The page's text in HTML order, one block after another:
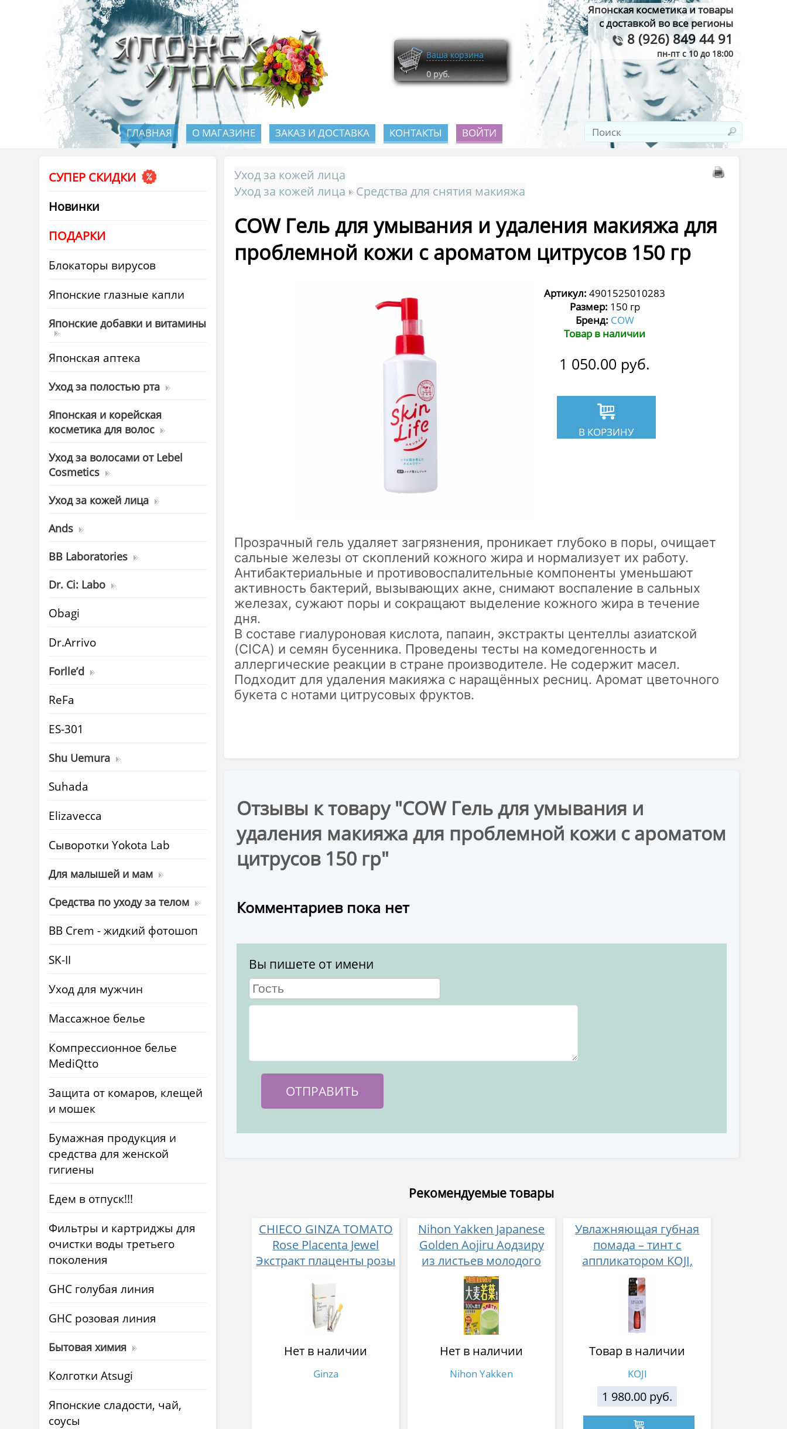
Японская косметика и товары
с доставкой во все регионы
8 (926) 849 44 91
пн-пт с 10 до 18:00
Ваша корзина
0 руб.
ГЛАВНАЯ О МАГАЗИНЕ ЗАКАЗ И ДОСТАВКА КОНТАКТЫ ВОЙТИ
СУПЕР СКИДКИ
Новинки
ПОДАРКИ
Блокаторы вирусов
Японские глазные капли
Японские добавки и витамины
Японская аптека
Уход за полостью рта
Японская и корейская
косметика для волос
Уход за волосами от Lebel
Cosmetics
Уход за кожей лица
Ands
BB Laboratories
Dr. Ci: Labo
Obagi
Dr.Arrivo
Forlle’d
ReFa
ES-301
Shu Uemura
Suhada
Elizavecca
Cыворотки Yokota Lab
Для малышей и мам
Средства по уходу за телом
BB Crem - жидкий фотошоп
SK-II
Уход для мужчин
Массажное белье
Компрессионное белье
MediQtto
Защита от комаров, клещей
и мошек
Бумажная продукция и
средства для женской
гигиены
Едем в отпуск!!!
Фильтры и картриджы для
очистки воды третьего
поколения
GHC голубая линия
GHC розовая линия
Бытовая химия
Колготки Atsugi
Японские сладости, чай,
соусы
Уход за кожей лица
Уход за кожей лица
Средства для снятия макияжа
COW Гель для умывания и удаления макияжа для
проблемной кожи c ароматом цитрусов 150 гр
Артикул: 4901525010283
Размер: 150 гр
Бренд: COW
Товар в наличии
1 050.00 руб.
В КОРЗИНУ
Прозрачный гель удаляет загрязнения, проникает глубоко в поры, очищает
сальные железы от скоплений кожного жира и нормализует их работу.
Антибактериальные и противовоспалительные компоненты уменьшают
активность бактерий, вызывающих акне, снимают воспаление в сальных
железах, сужают поры и сокращают выделение кожного жира в течение
дня.
В составе гиалуроновая кислота, папаин, экстракты центеллы азиатской
(CICA) и семян бусенника. Проведены тесты на комедогенность и
аллергические реакции в стране производителе. Не содержит масел.
Подходит для удаления макияжа с наращённых ресниц. Аромат цветочного
букета с нотами цитрусовых фруктов.
Отзывы к товару "COW Гель для умывания и
удаления макияжа для проблемной кожи c ароматом
цитрусов 150 гр"
Комментариев пока нет
Вы пишете от имени
Рекомендуемые товары
CHIECO GINZA TOMATO
Rose Placenta Jewel
Экстракт плаценты розы
Нет в наличии
Ginza
Nihon Yakken Japanese
Golden Aojiru Аодзиру
из листьев молодого
ячменя
Нет в наличии
Nihon Yakken
Увлажняющая губная
помада – тинт с
аппликатором KOJI,
Красно-оранжевый
Товар в наличии
KOJI
1 980.00 руб.